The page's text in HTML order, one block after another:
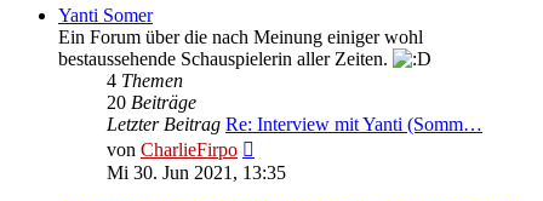
Yanti Somer
Ein Forum über die nach Meinung einiger wohl
bestaussehende Schauspielerin aller Zeiten.
4 Themen
20 Beiträge
Letzter Beitrag Re: Interview mit Yanti (Somm…
von CharlieFirpo
Beitrag
Mi 30. Jun 2021, 13:35